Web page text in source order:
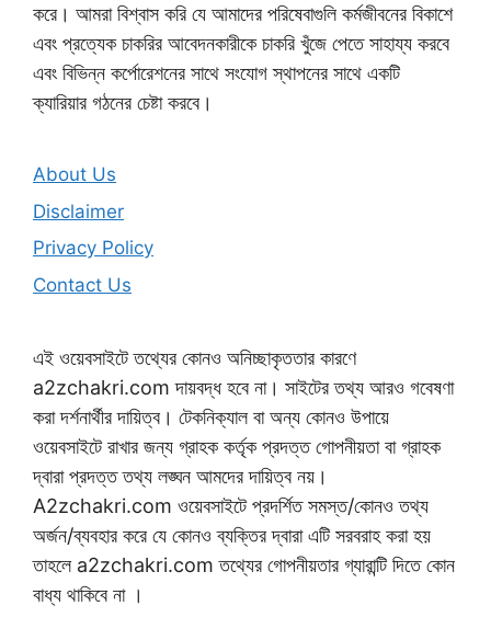
করে। আমরা বিশ্বাস করি যে আমাদের পরিষেবাগুলি কর্মজীবনের বিকাশে
এবং প্রত্যেক চাকরির আবেদনকারীকে চাকরি খুঁজে পেতে সাহায্য করবে
এবং বিভিন্ন কর্পোরেশনের সাথে সংযোগ স্থাপনের সাথে একটি
ক্যারিয়ার গঠনের চেষ্টা করবে।
About Us
Disclaimer
Privacy Policy
Contact Us
এই ওয়েবসাইটে তথ্যের কোনও অনিচ্ছাকৃততার কারণে
a2zchakri.com দায়বদ্ধ হবে না। সাইটের তথ্য আরও গবেষণা
করা দর্শনার্থীর দায়িত্ব। টেকনিক্যাল বা অন্য কোনও উপায়ে
ওয়েবসাইটে রাখার জন্য গ্রাহক কর্তৃক প্রদত্ত গোপনীয়তা বা গ্রাহক
দ্বারা প্রদত্ত তথ্য লঙ্ঘন আমদের দায়িত্ব নয়।
A2zchakri.com ওয়েবসাইটে প্রদর্শিত সমস্ত/কোনও তথ্য
অর্জন/ব্যবহার করে যে কোনও ব্যক্তির দ্বারা এটি সরবরাহ করা হয়
তাহলে a2zchakri.com তথ্যের গোপনীয়তার গ্যারান্টি দিতে কোন
বাধ্য থাকিবে না ।